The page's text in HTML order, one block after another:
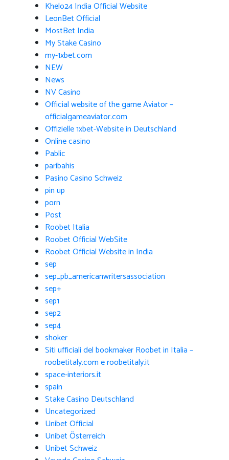
Khelo24 India Official Website
LeonBet Official
MostBet India
My Stake Casino
my-1xbet.com
NEW
News
NV Casino
Official website of the game Aviator –
officialgameaviator.com
Offizielle 1xbet-Website in Deutschland
Online casino
Pablic
paribahis
Pasino Casino Schweiz
pin up
porn
Post
Roobet Italia
Roobet Official WebSite
Roobet Official Website in India
sep
sep_pb_americanwritersassociation
sep+
sep1
sep2
sep4
shoker
Siti ufficiali del bookmaker Roobet in Italia –
roobetitaly.com e roobetitaly.it
space-interiors.it
spain
Stake Casino Deutschland
Uncategorized
Unibet Official
Unibet Österreich
Unibet Schweiz